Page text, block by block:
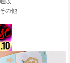
その他